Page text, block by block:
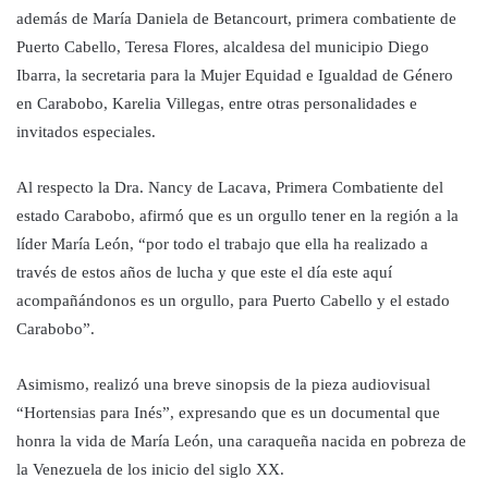
además de María Daniela de Betancourt, primera combatiente de
Puerto Cabello, Teresa Flores, alcaldesa del municipio Diego
Ibarra, la secretaria para la Mujer Equidad e Igualdad de Género
en Carabobo, Karelia Villegas, entre otras personalidades e
invitados especiales.
Al respecto la Dra. Nancy de Lacava, Primera Combatiente del
estado Carabobo, afirmó que es un orgullo tener en la región a la
líder María León, “por todo el trabajo que ella ha realizado a
través de estos años de lucha y que este el día este aquí
acompañándonos es un orgullo, para Puerto Cabello y el estado
Carabobo”.
Asimismo, realizó una breve sinopsis de la pieza audiovisual
“Hortensias para Inés”, expresando que es un documental que
honra la vida de María León, una caraqueña nacida en pobreza de
la Venezuela de los inicio del siglo XX.